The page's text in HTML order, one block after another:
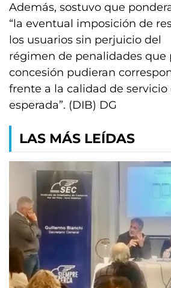
Además, sostuvo que
“la eventual imposición de
los usuarios sin perjuicio del
régimen de penalidades que
concesión pudieran
frente a la calidad de
esperada”. (DIB) DG
LAS MÁS LEÍDAS